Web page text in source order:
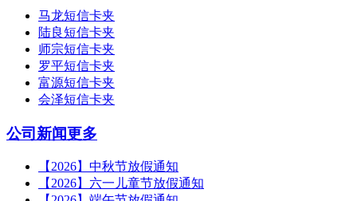
马龙短信卡夹
陆良短信卡夹
师宗短信卡夹
罗平短信卡夹
富源短信卡夹
会泽短信卡夹
公司新闻更多
【2026】中秋节放假通知
【2026】六一儿童节放假通知